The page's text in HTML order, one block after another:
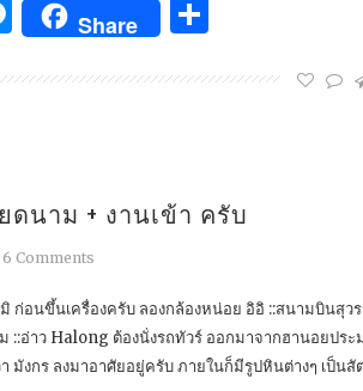
Messenger
Share
ดนาม + งานเข้า ครับ
6 Comments
ก่อนขึ้นเครื่องครับ ลองกล้องหน่อย อิอิ ::สนามบินสุว
::อ่าว Halong ต้องนั่งรถทัวร์ ออกมาจากฮานอยป
มังกร ลงมาอาศัยอยู่ครับ ภายในก็มีรูปหินต่างๆ เป็นสั